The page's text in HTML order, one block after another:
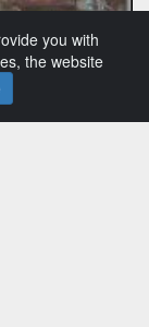
you with
the website